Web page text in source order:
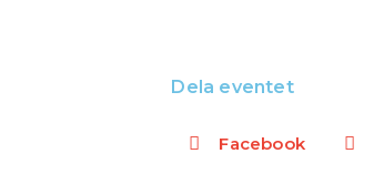
Dela eventet
Facebook